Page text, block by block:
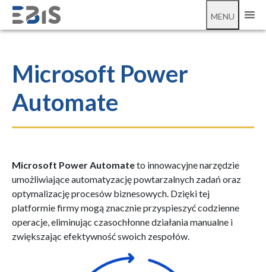
MENU
Microsoft Power
Automate
Microsoft Power Automateto innowacyjne narzędzie
umożliwiające automatyzację powtarzalnych zadań oraz
optymalizację procesów biznesowych. Dzięki tej
platformie firmy mogą znacznie przyspieszyć codzienne
operacje, eliminując czasochłonne działania manualne i
zwiększając efektywność swoich zespołów.